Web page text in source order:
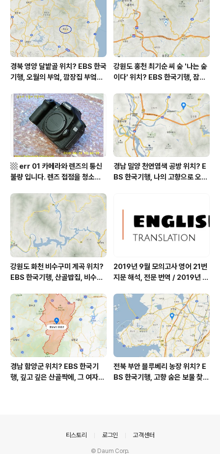
외선 (오후) = 보통 대기상태가 어제와 비슷합니다 대기상
태는 전체적으로 좋은 편입니다 초미세먼지..
경북 영양 달밭골 위치? EBS 한국
기행, 오월의 부엌, 깜장집 부엌은
어디? / 경상북도 영양군 가볼 만
한 곳, 영양읍 상원리. KBS 인간극
장 임분노미 할머니
강원도 홍천 최기순 씨 숲 '나는 숲
이다' 위치? EBS 한국기행, 잠시
군 최기순 씨 캠핑장 펜션 어디? /
강원도 홍천군 가볼 만한 곳, (구)
까르돈, kbs 인간극장
▩ err 01 카메라와 렌즈의 통신
불량 입니다. 렌즈 접점을 청소하
경남 밀양 천연염색 공방 위치? E
BS 한국기행, 나의 고향으로 오라,
울' = 마을미술 너울, 캘리그래피
조덕현 씨 가가협동조합
강원도 화천 비수구미 계곡 위치?
EBS 한국기행, 산골밥집, 비수구
부 화천군 비수구미 낙타민박 어
디? / 강원도 화천군 가볼 만한 곳
비수구미 마을, 파로호
2019년 9월 모의고사 영어 21번
지문 해석, 전문 번역 / 2019년 9
역, 평가원 2019년 고3 9월 영어
영역 외국어영역 전문 해석, Engli
sh to Korean translation
경남 함양군 위치? EBS 한국기
행, 깊고 깊은 산골짝에, 그 여자의
전북 부안 블루베리 농장 위치? E
BS 한국기행, 고향 숨은 보물 찾
티스토리 로그인 고객센터
© Daum Corp.